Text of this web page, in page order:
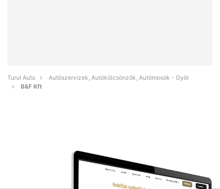
Turul Auto
Autószervizek, Autókölcsönzők, Autómosók - Győr
B&F Kft